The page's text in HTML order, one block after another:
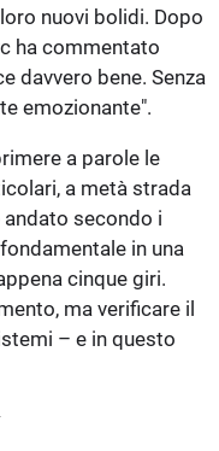
nuovi bolidi. Dopo
ha commentato
davvero bene. Senza
emozionante".
a parole le
a metà strada
secondo i
in una
cinque giri.
ma verificare il
– e in questo